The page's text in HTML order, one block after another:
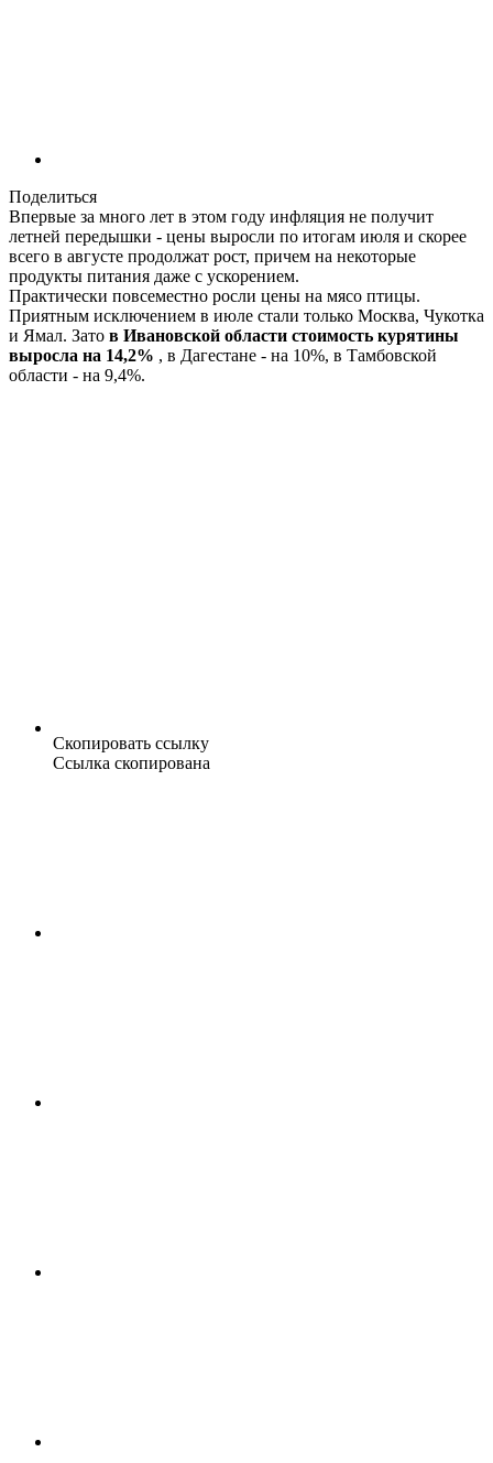
Поделиться
Впервые за много лет в этом году инфляция не получит
летней передышки - цены выросли по итогам июля и скорее
всего в августе продолжат рост, причем на некоторые
продукты питания даже с ускорением.
Практически повсеместно росли цены на мясо птицы.
Приятным исключением в июле стали только Москва, Чукотка
и Ямал. Зато в Ивановской области стоимость курятины
выросла на 14,2% , в Дагестане - на 10%, в Тамбовской
области - на 9,4%.
Скопировать ссылку
Ссылка скопирована